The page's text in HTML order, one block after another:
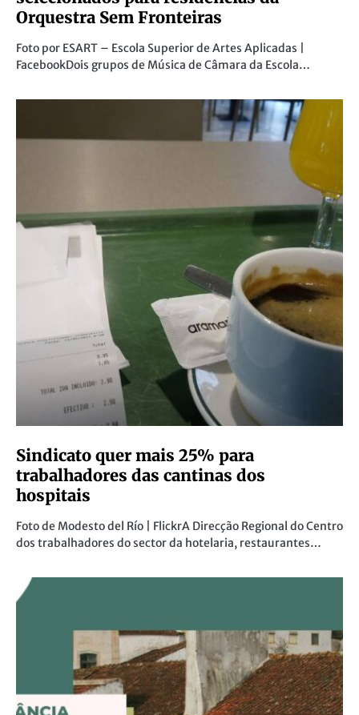
Alunos do Politécnico de Castelo Branco
selecionados para residências da
Orquestra Sem Fronteiras
Foto por ESART – Escola Superior de Artes Aplicadas |
FacebookDois grupos de Música de Câmara da Escola…